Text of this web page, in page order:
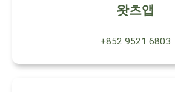
왓츠앱
+852 9521 6803